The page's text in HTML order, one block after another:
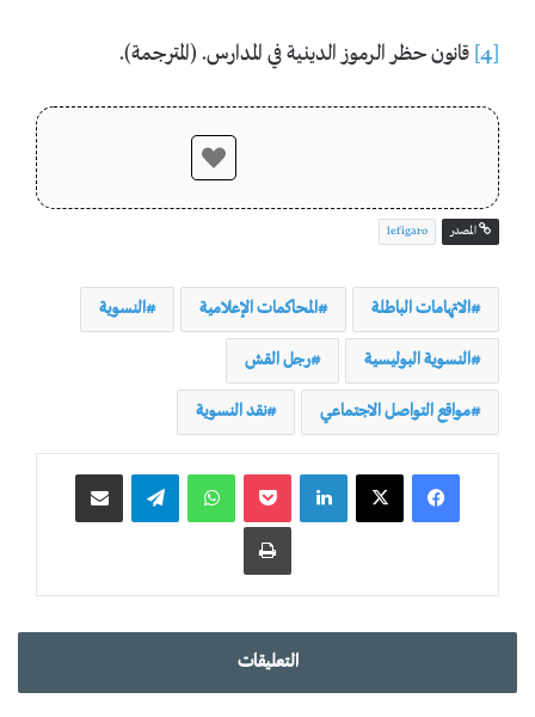
[4] قانون حظر الرموز الدينية في المدارس. (المترجمة).
المصدر lefigaro
الاتهامات الباطلة المحاكمات الإعلامية النسوية
النسوية البوليسية رجل القش
مواقع التواصل الاجتماعي نقد النسوية
واتساب
التعليقات